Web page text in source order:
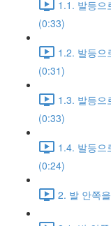
1.1. 발등으
(0:33)
1.2. 발등으
(0:31)
1.3. 발등으
(0:33)
1.4. 발등으
(0:24)
2. 발 안쪽